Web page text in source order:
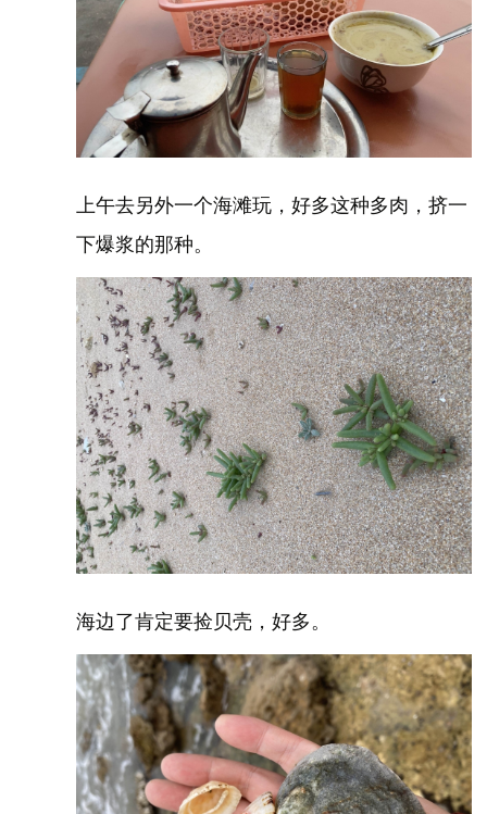
上午去另外一个海滩玩，好多这种多肉，挤一
下爆浆的那种。
海边了肯定要捡贝壳，好多。